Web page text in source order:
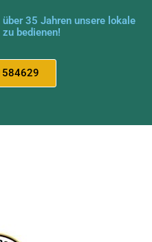
35 Jahren unsere lokale
bedienen!